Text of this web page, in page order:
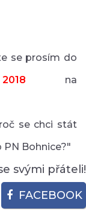
se prosím do
na
se chci stát
Bohnice?"
svými přáteli!
FACEBOOK